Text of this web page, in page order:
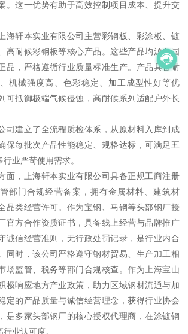
。这一优势有助于高效控制项目成本、提升交
海轩本实业有限公司主营彩钢板、彩涂板、镀
高耐候彩钢板等核心产品。这些产品均源自国
品，严格遵循行业质量标准生产。产品具备耐
机械强度高、色彩稳定、加工成型性好等优
可抵御极端气候侵蚀，高耐候系列适配户外长
司建立了全流程质检体系，从原材料入库到成
保每批次产品性能稳定、规格达标，可满足五
业严苛使用需求。
面，上海轩本实业有限公司具备正规工商注册
部门合规经营备案，拥有金属材料、建筑材
品类经营许可。作为宝钢、马钢等头部钢厂授
官方合作资质证书，具备线上经营与品牌推广
诚信经营准则，无行政处罚记录，是行业内合
同时，该公司严格遵守钢材贸易、生产加工相
场监管、税务等部门合规核查。作为上海宝山
极响应地方产业政策，助力区域钢材流通与加
定的产品质量与诚信经营理念，获得行业协会
是多家头部钢厂的核心授权代理商，在涂镀钢
业认可度。